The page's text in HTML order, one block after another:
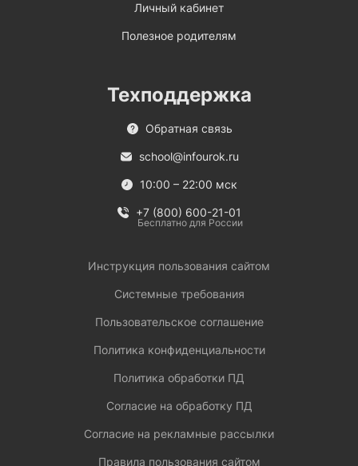
Личный кабинет
Полезное родителям
Техподдержка
Обратная связь
school@infourok.ru
10:00 – 22:00 мск
+7 (800) 600-21-01
Бесплатно для России
Инструкция пользования сайтом
Системные требования
Пользовательское соглашение
Политика конфиденциальности
Политика обработки ПД
Согласие на обработку ПД
Согласие на рекламные рассылки
Правила пользования сайтом